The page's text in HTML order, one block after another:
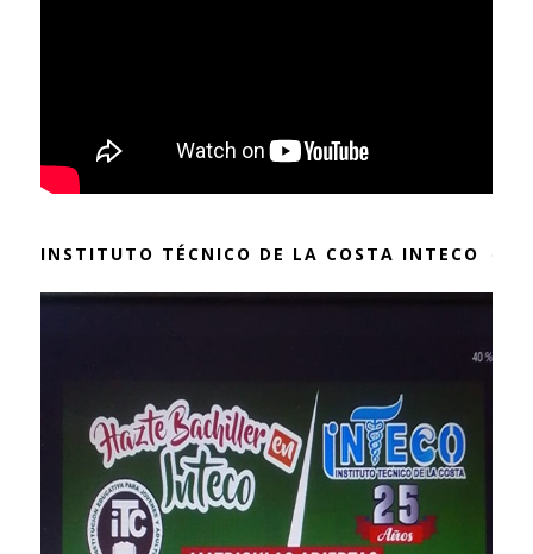
INSTITUTO TÉCNICO DE LA COSTA INTECO